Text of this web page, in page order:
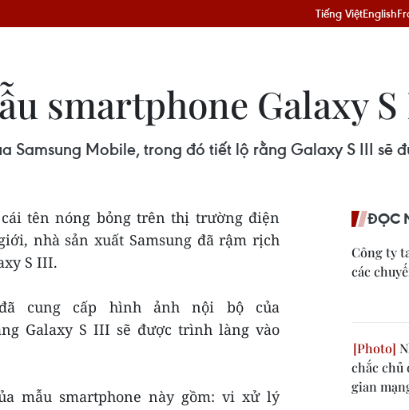
Tiếng ViệtEnglish
smartphone Galaxy
Samsung Mobile, trong đó tiết lộ rằng Galaxy S III sẽ
tên nóng bỏng trên thị trường điện
nhà sản xuất Samsung đã rậm rịch
S III.
cung cấp hình ảnh nội bộ của
Galaxy S III sẽ được trình làng vào
mẫu smartphone này gồm: vi xử lý
ĐỌC
Công ty
các
chắc chủ
gian